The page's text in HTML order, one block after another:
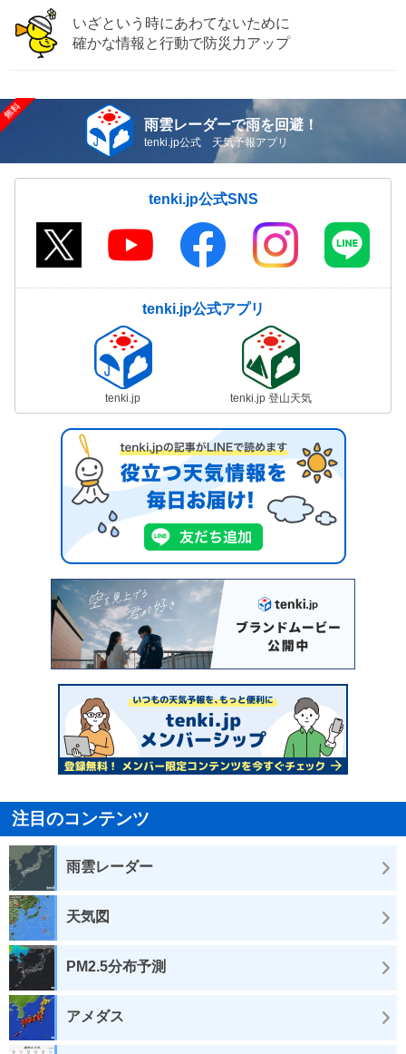
いざという時にあわてないために
確かな情報と行動で防災力アップ
雨雲レーダーで雨を回避！
tenki.jp公式 天気予報アプリ
tenki.jp公式SNS
tenki.jp公式アプリ
tenki.jp tenki.jp 登山天気
注目のコンテンツ
雨雲レーダー
天気図
PM2.5分布予測
アメダス